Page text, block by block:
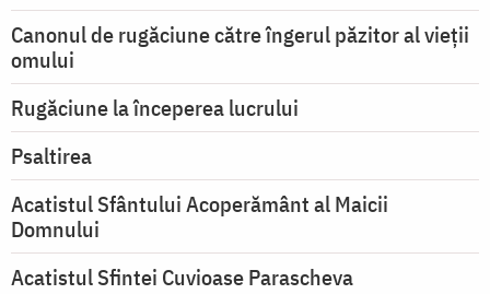
Canonul de rugăciune către îngerul păzitor al vieții
omului
Rugăciune la începerea lucrului
Psaltirea
Acatistul Sfântului Acoperământ al Maicii
Domnului
Acatistul Sfintei Cuvioase Parascheva